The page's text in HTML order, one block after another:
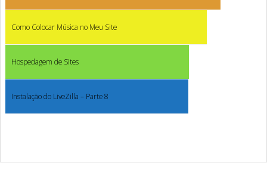
Como Colocar Música no Meu Site
Hospedagem de Sites
Instalação do LiveZilla – Parte 8